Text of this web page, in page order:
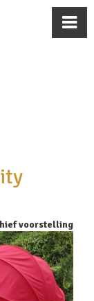
voorstelling